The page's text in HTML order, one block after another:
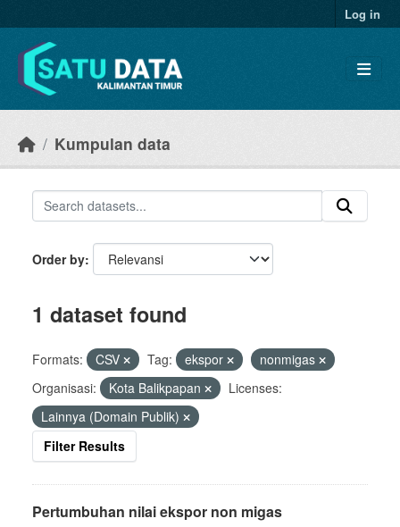
Log in
Kumpulan data
Order by
1 dataset found
Formats: CSV Tag: ekspor
nonmigas
Organisasi:
Kota Balikpapan
Licenses:
Lainnya (Domain Publik)
Filter Results
Pertumbuhan nilai ekspor non migas